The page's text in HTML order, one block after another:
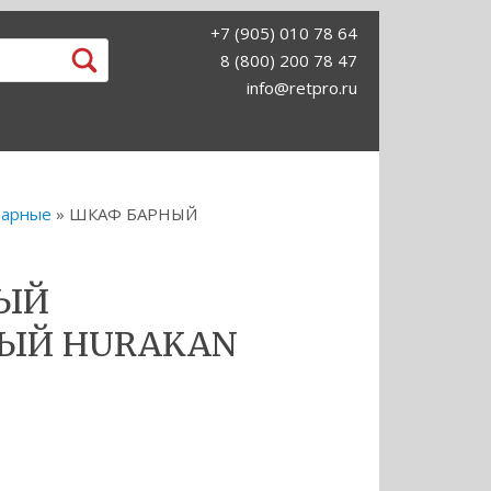
+7 (905) 010 78 64
8 (800) 200 78 47
info@retpro.ru
» ШКАФ БАРНЫЙ
HURAKAN